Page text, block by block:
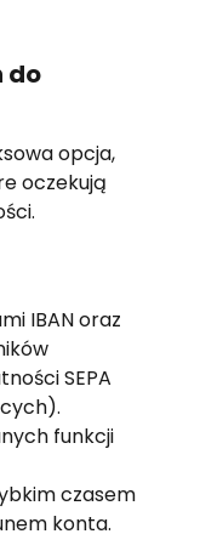
do
opcja,
oczekują
IBAN oraz
SEPA
funkcji
czasem
konta.